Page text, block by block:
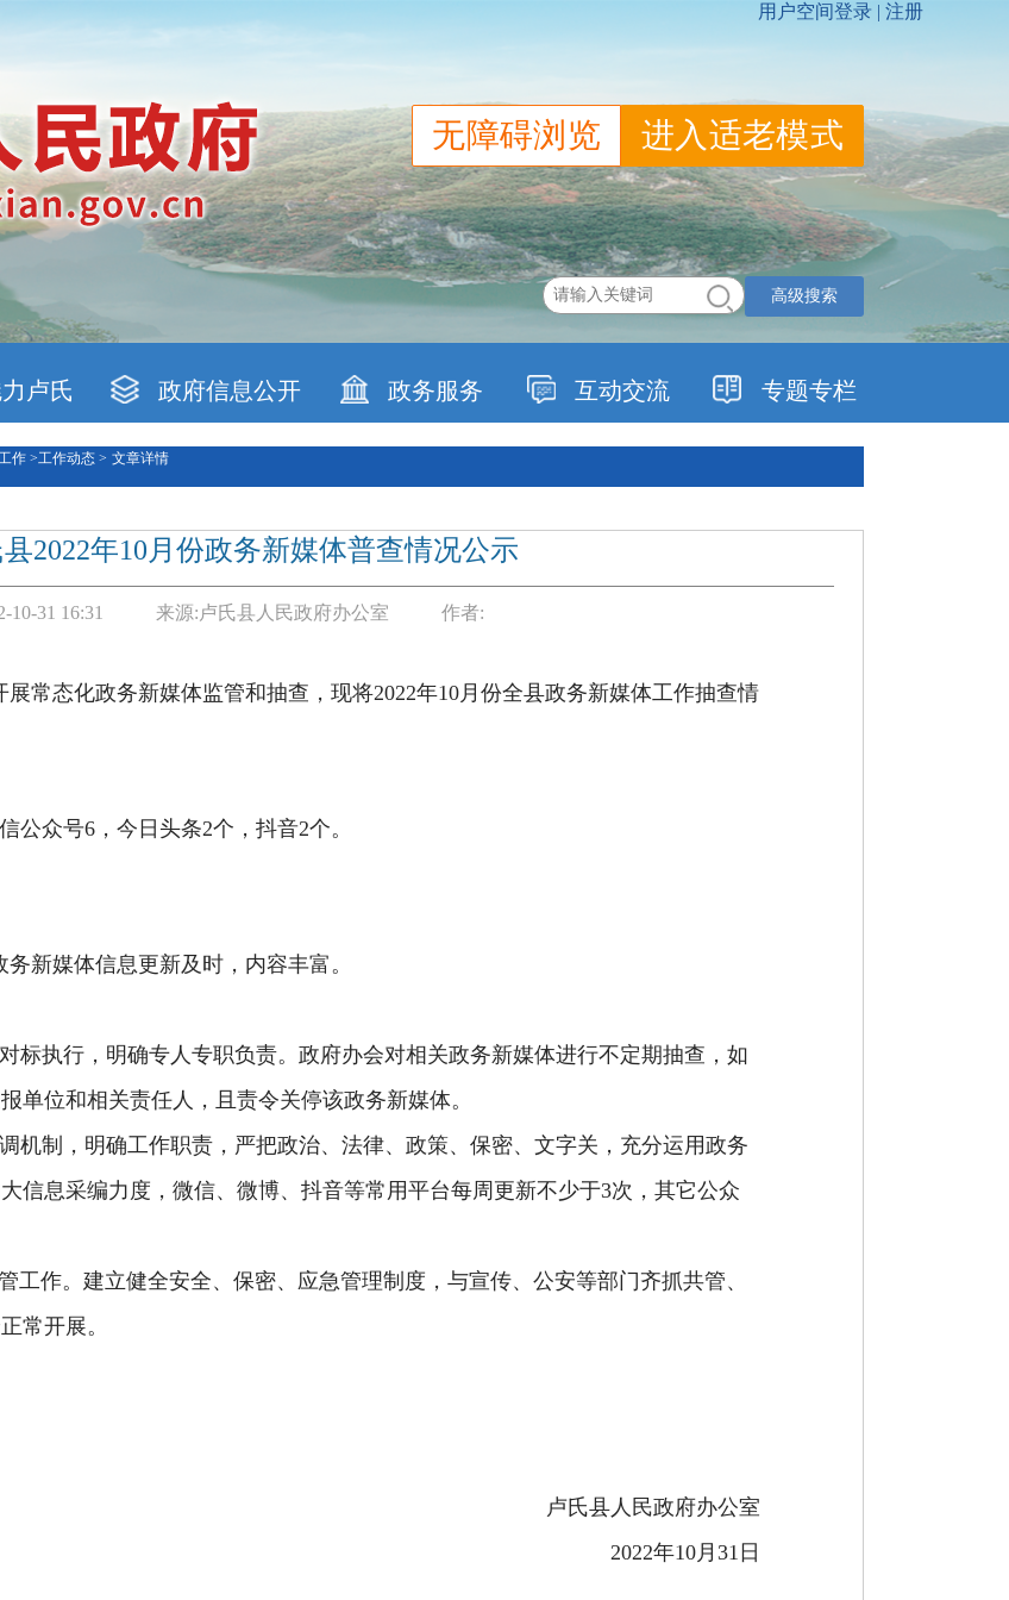
无障碍浏览 进入适老模式
高级搜索
卢氏 政府信息公开 政务服务 互动交流 专题专栏
作 >工作动态 > 文章详情
县2022年10月份政务新媒体普查情况公示
10-31 16:31 来源:卢氏县人民政府办公室 作者:
展常态化政务新媒体监管和抽查， 现将2022年10月份全县政务新媒体工作抽查情
公众号6 ，今日头条2个，抖音2个。
务新媒体信息更新及时，内容丰富。
标执行，明确专人专职负责。政府办会对相关政务新媒体进行不定期抽查 ，如
单位和相关责任人，且责令关停该政务新媒体。
机制，明确工作职责，严把政治、法律、政策、保密、文字关，充分运用政务
信息采编力度， 微信、微博、抖音等常用平台每周更新不少于3次，其它公众
工作。建立健全安全、保密、应急管理制度，与宣传、公安等部门齐抓共管、
常开展。
卢氏县人民政府办公室
2022年10月 31 日